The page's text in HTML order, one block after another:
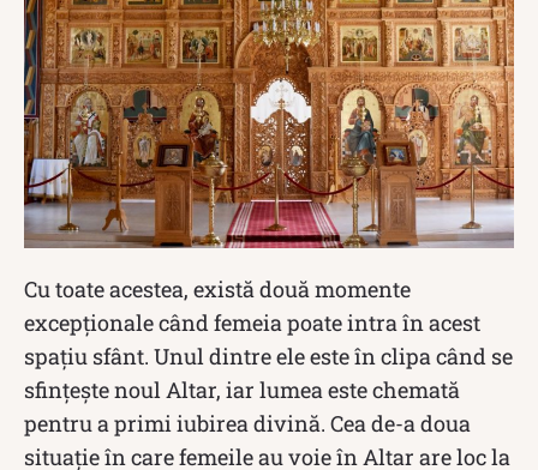
Cu toate acestea, există două momente
excepționale când femeia poate intra în acest
spațiu sfânt. Unul dintre ele este în clipa când se
sfințește noul Altar, iar lumea este chemată
pentru a primi iubirea divină. Cea de-a doua
situație în care femeile au voie în Altar are loc la